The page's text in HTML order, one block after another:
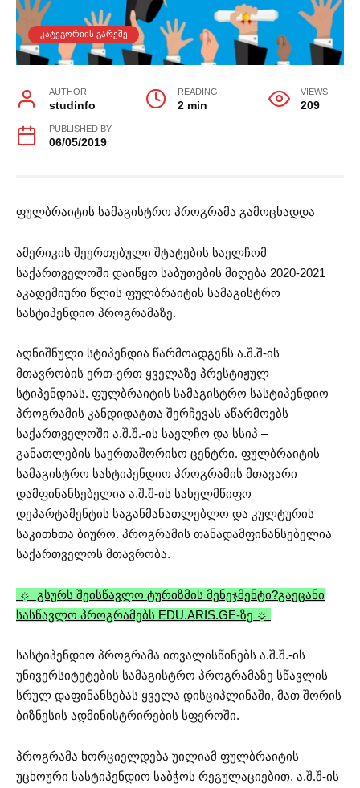
ᲙᲐᲢᲔᲒᲝᲠᲘᲘᲡ ᲒᲐᲠᲔᲨᲔ
AUTHOR
studinfo
READING
2 min
VIEWS
209
PUBLISHED BY
06/05/2019
ფულბრაიტის სამაგისტრო პროგრამა გამოცხადდა
ამერიკის შეერთებული შტატების საელჩომ
საქართველოში დაიწყო საბუთების მიღება 2020-2021
აკადემიური წლის ფულბრაიტის სამაგისტრო
სასტიპენდიო პროგრამაზე.
აღნიშნული სტიპენდია წარმოადგენს ა.შ.შ-ის
მთავრობის ერთ-ერთ ყველაზე პრესტიჟულ
სტიპენდიას. ფულბრაიტის სამაგისტრო სასტიპენდიო
პროგრამის კანდიდატთა შერჩევას აწარმოებს
საქართველოში ა.შ.შ.-ის საელჩო და სსიპ –
განათლების საერთაშორისო ცენტრი. ფულბრაიტის
სამაგისტრო სასტიპენდიო პროგრამის მთავარი
დამფინანსებელია ა.შ.შ-ის სახელმწიფო
დეპარტამენტის საგანმანათლებლო და კულტურის
საკითხთა ბიურო. პროგრამის თანადამფინანსებელია
საქართველოს მთავრობა.
☼ გსურს შეისწავლო ტურიზმის მენეჯმენტი?გაეცანი
სასწავლო პროგრამებს EDU.ARIS.GE-ზე ☼
სასტიპენდიო პროგრამა ითვალისწინებს ა.შ.შ.-ის
უნივერსიტეტების სამაგისტრო პროგრამაზე სწავლის
სრულ დაფინანსებას ყველა დისციპლინაში, მათ შორის
ბიზნესის ადმინისტრირების სფეროში.
პროგრამა ხორციელდება უილიამ ფულბრაიტის
უცხოური სასტიპენდიო საბჭოს რეგულაციებით. ა.შ.შ-ის